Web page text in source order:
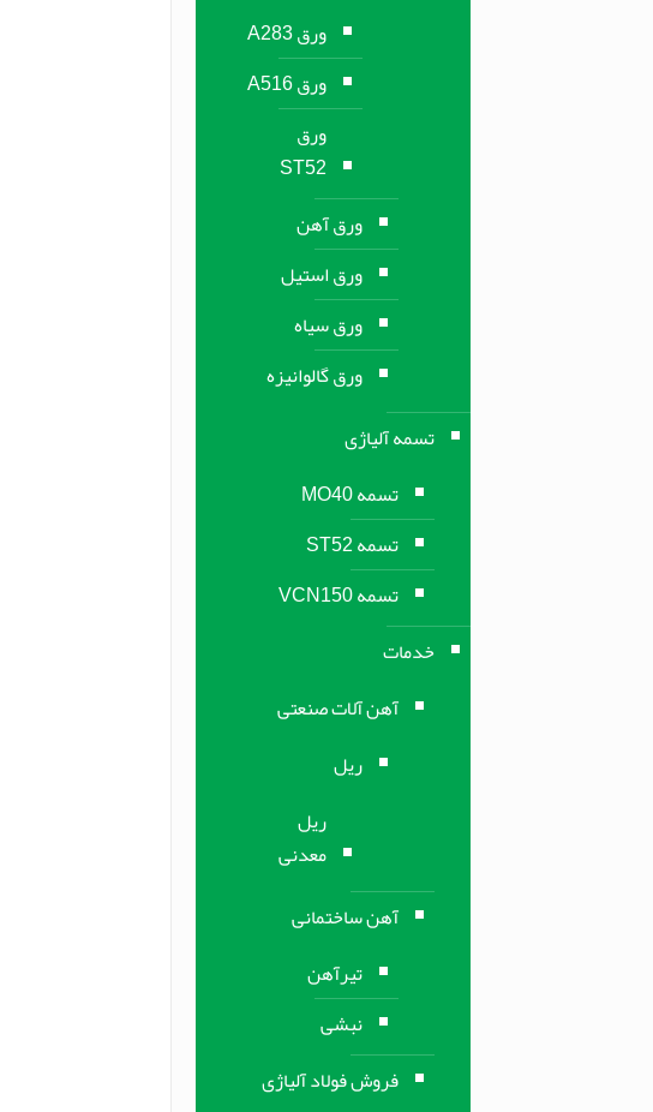
ورق A283
ورق A516
ورق
ST52
ورق آهن
ورق استیل
ورق سیاه
ورق گالوانیزه
تسمه آلیاژی
تسمه MO40
تسمه ST52
تسمه VCN150
خدمات
آهن آلات صنعتی
ریل
ریل
معدنی
آهن ساختمانی
تیرآهن
نبشی
فروش فولاد آلیاژی